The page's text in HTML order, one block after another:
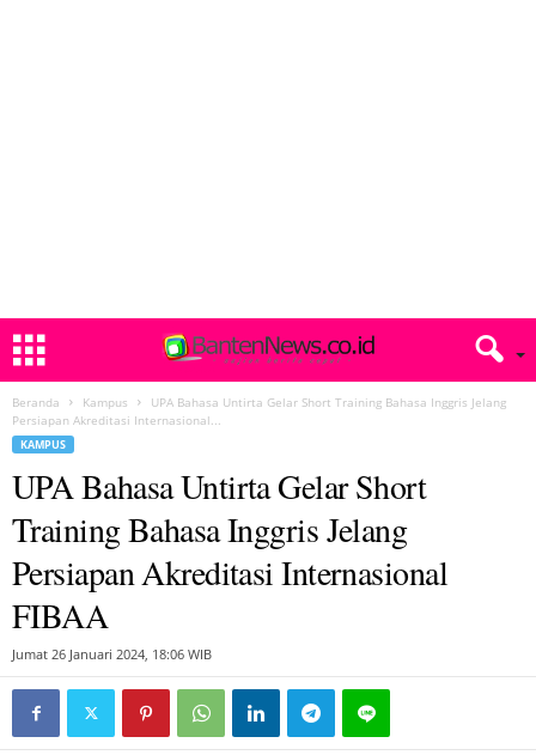
Beranda Kampus
UPA Bahasa Untirta Gelar Short Training Bahasa Inggris Jelang
Persiapan Akreditasi Internasional...
KAMPUS
UPA Bahasa Untirta Gelar Short
Training Bahasa Inggris Jelang
Persiapan Akreditasi Internasional
FIBAA
Jumat 26 Januari 2024, 18:06 WIB